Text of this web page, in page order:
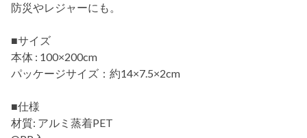
防災やレジャーにも。
■サイズ
本体 : 100×200cm
パッケージサイズ：約14×7.5×2cm
■仕様
材質: アルミ蒸着PET